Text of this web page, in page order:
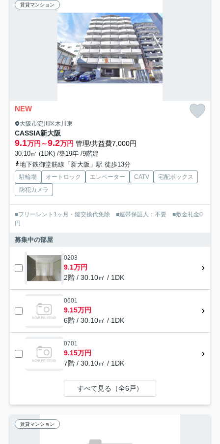
賃貸マンション
NEW
大阪市淀川区木川東
CASSIA新大阪
9.1万円～9.2万円 管理/共益費7,000円
30.10㎡ (1DK) /築19年 /9階建
地下鉄御堂筋線「新大阪」駅 徒歩13分
駐輪場 オートロック エレベーター CATV
宅配ボックス
防犯カメラ
■フリーレント1ヶ月・鍵交換代免除 ■連帯保証人：不要 ■敷金礼金0
円
募集中の部屋
0203
9.1万円
2階 / 30.10㎡ / 1DK
0601
9.15万円
6階 / 30.10㎡ / 1DK
0701
9.15万円
7階 / 30.10㎡ / 1DK
すべて見る（全6戸）
賃貸マンション